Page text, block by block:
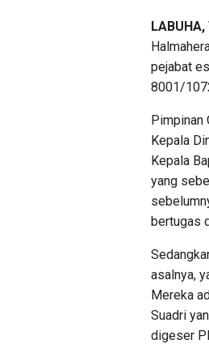
LABUHA,
pejabat
8001/
Pimpinan
Kepala
Kepala
yang
bertugas
asalnya,
Mereka
Suadri
digeser